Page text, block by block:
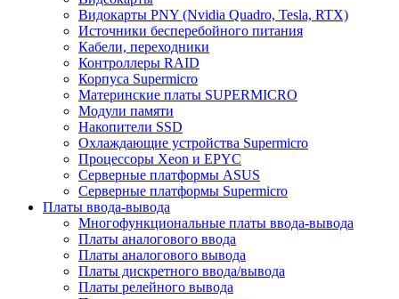
Видокарты PNY (Nvidia Quadro, Tesla, RTX)
Источники бесперебойного питания
Кабели, переходники
Контроллеры RAID
Корпуса Supermicro
Материнские платы SUPERMICRO
Модули памяти
Накопители SSD
Охлаждающие устройства Supermicro
Процессоры Xeon и EPYC
Серверные платформы ASUS
Серверные платформы Supermicro
Платы ввода-вывода
Многофункциональные платы ввода-вывода
Платы аналогового ввода
Платы аналогового вывода
Платы дискретного ввода/вывода
Платы релейного вывода